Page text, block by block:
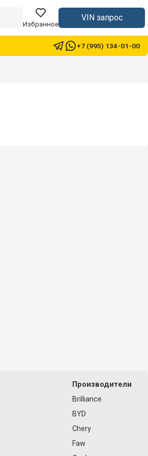
Избранное
VIN запрос
+7 (995) 134-01-00
Производители
Brilliance
BYD
Chery
Faw